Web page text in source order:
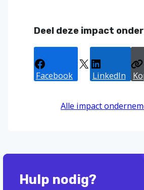
Deel deze impact
Facebook LinkedIn
Alle impact
Hulp nodig?